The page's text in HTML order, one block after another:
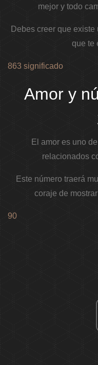
mejor y todo
Debes creer que
que te
863 significado
Amor y
El amor es uno
relacionados
Este número traerá
coraje de
90